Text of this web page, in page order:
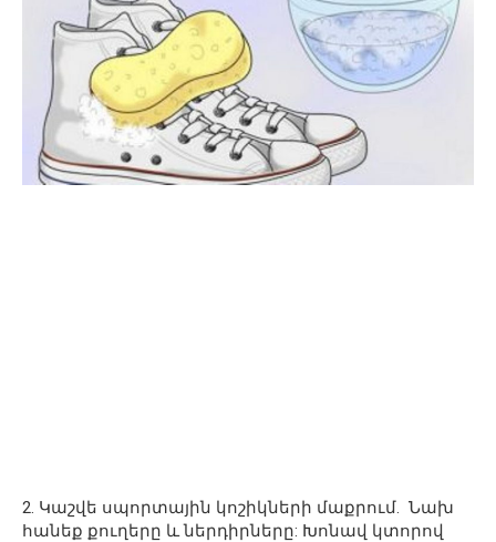
2. Կաշվե սպորտային կոշիկների մաքրում. Նախ
հանեք քուղերը և ներդիրները: Խոնավ կտորով